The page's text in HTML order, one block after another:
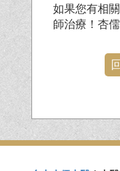
如果您有相
師治療！杏